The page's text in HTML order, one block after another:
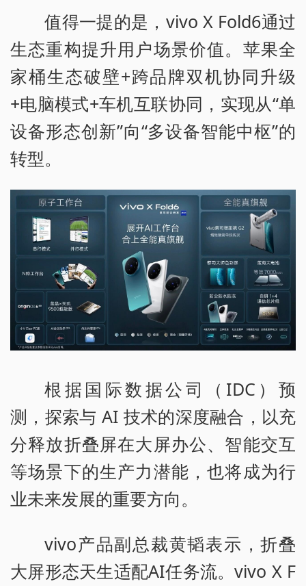
值得一提的是，vivo X Fold6通过
生态重构提升用户场景价值。苹果全
家桶生态破壁+跨品牌双机协同升级
+电脑模式+车机互联协同，实现从“单
设备形态创新”向“多设备智能中枢”的
转型。
根据国际数据公司（IDC）预
测，探索与 AI 技术的深度融合，以充
分释放折叠屏在大屏办公、智能交互
等场景下的生产力潜能，也将成为行
业未来发展的重要方向。
vivo产品副总裁黄韬表示，折叠
大屏形态天生适配AI任务流。vivo X F